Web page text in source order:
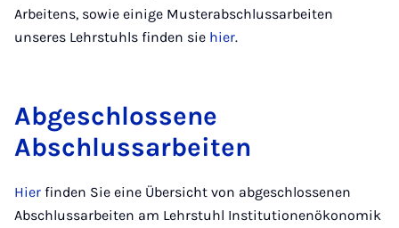
Arbeitens, sowie einige Musterabschlussarbeiten
unseres Lehrstuhls finden sie hier.
Abgeschlossene
Abschlussarbeiten
Hier finden Sie eine Übersicht von abgeschlossenen
Abschlussarbeiten am Lehrstuhl Institutionenökonomik